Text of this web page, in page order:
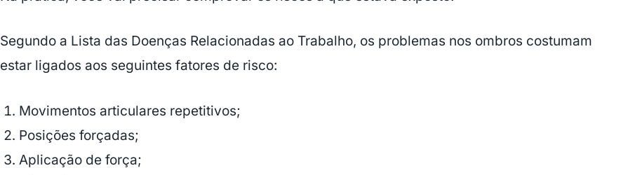
Segundo a Lista das Doenças Relacionadas ao Trabalho, os problemas nos ombros costumam
estar ligados aos seguintes fatores de risco:
Movimentos articulares repetitivos;
Posições forçadas;
Aplicação de força;